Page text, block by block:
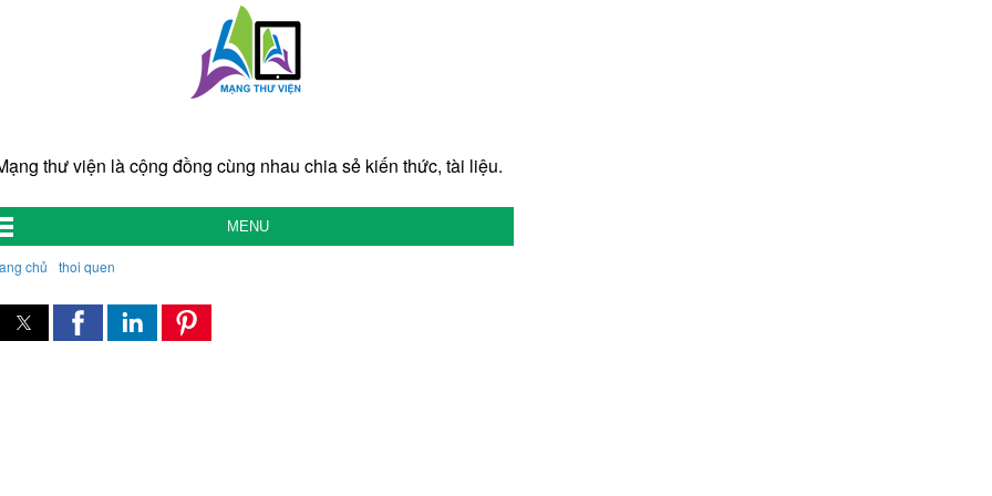
thư viện là cộng đồng cùng nhau chia sẻ kiến thức, tài liệu.
MENU
chủ thoi quen